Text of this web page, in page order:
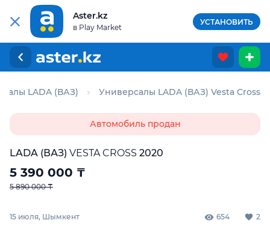
Aster.kz
в Play Market
УСТАНОВИТЬ
LADA (ВАЗ) Универсалы LADA (ВАЗ) Vesta Cross
Автомобиль продан
LADA (ВАЗ) VESTA CROSS 2020
5 390 000 ₸
5 890 000 ₸
15 июля, Шымкент 654 2